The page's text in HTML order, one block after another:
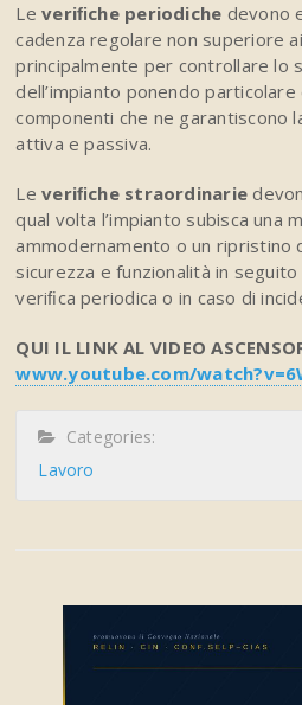
Leveriﬁche periodiche devono
cadenza regolare non superiore
principalmente per controllare lo
dell’impianto ponendo
componenti che ne garantiscono
attiva e passiva.
Leveriﬁche straordinarie
qual volta l’impianto subisca una
ammodernamento o un ripristino
sicurezza e funzionalità in
veriﬁca periodica o in caso di
QUI IL LINK AL VIDEO ASCENSO
www.youtube.com/watch?v=6
Categories:
Lavoro